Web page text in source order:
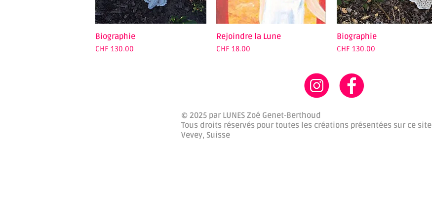
Quick View
Biographie
Price
CHF 130.00
Quick View
Rejoindre la Lune
Price
CHF 18.00
Quick View
Biographie
Price
CHF 130.00
© 2025 par LUNES Zoé Genet-Berthoud
Tous droits réservés pour toutes les créations présentées sur ce site
Vevey, Suisse